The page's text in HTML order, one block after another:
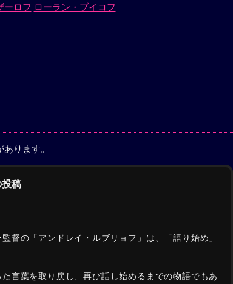
色はかくせなかった。ようやく完成した大鐘が各国
らかな音を鳴り響かせたあと、大地につっ伏して号
た。「父が鋳造の秘訣を教えてくれたなどといった
たくて……」。無邪気な少年にかえって泣きじゃくる
やさしくいった。「泣くことはない。お前は立派に
筆をとってお前と一緒にやっていこう」。十五年ぶ
ーロフ ローラン・ブイコフ
あります。
投稿
督の「アンドレイ・ルブリョフ」は、「語り始め」
言葉を取り戻し、再び話し始めるまでの物語でもあ